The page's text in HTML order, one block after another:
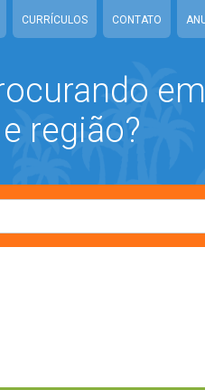
CURRÍCULOS CONTATO
em
região?